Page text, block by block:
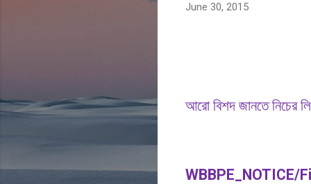
June 30, 2015
আরো বিশদ জানতে নিচের
WBBPE_NOTICE/